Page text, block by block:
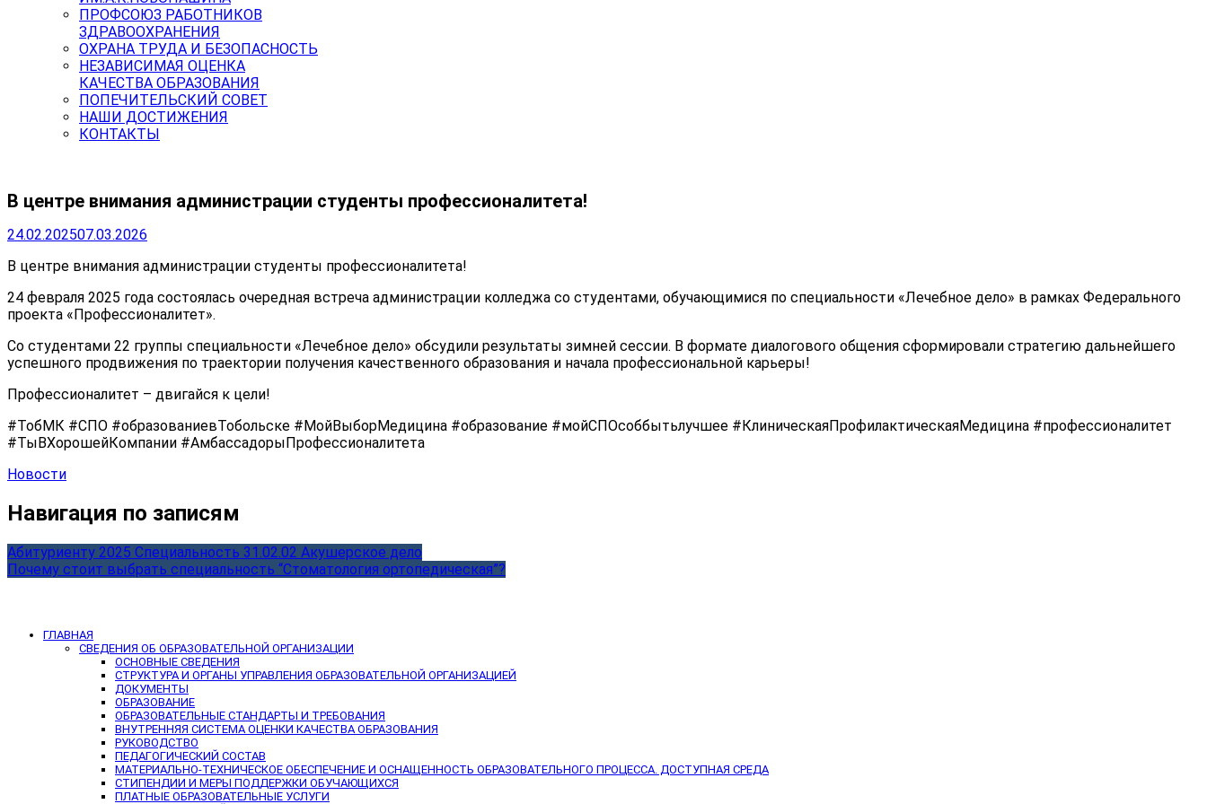
ПРОФСОЮЗ РАБОТНИКОВ
ЗДРАВООХРАНЕНИЯ
ОХРАНА ТРУДА И БЕЗОПАСНОСТЬ
НЕЗАВИСИМАЯ ОЦЕНКА
КАЧЕСТВА ОБРАЗОВАНИЯ
ПОПЕЧИТЕЛЬСКИЙ СОВЕТ
НАШИ ДОСТИЖЕНИЯ
КОНТАКТЫ
В центре внимания администрации студенты профессионалитета!
24.02.202507.03.2026
В центре внимания администрации студенты профессионалитета!
24 февраля 2025 года состоялась очередная встреча администрации колледжа со студентами, обучающимися по специальности «Лечебное дело» в рамках Федерального
проекта «Профессионалитет».
Со студентами 22 группы специальности «Лечебное дело» обсудили результаты зимней сессии. В формате диалогового общения сформировали стратегию дальнейшего
успешного продвижения по траектории получения качественного образования и начала профессиональной карьеры!
Профессионалитет – двигайся к цели!
#ТобМК #СПО #образованиевТобольске #МойВыборМедицина #образование #мойСПОсоббытьлучшее #КлиническаяПрофилактическаяМедицина #профессионалитет
#ТыВХорошейКомпании #АмбассадорыПрофессионалитета
Новости
Навигация по записям
Абитуриенту 2025 Специальность 31.02.02 Акушерское дело
Почему стоит выбрать специальность “Стоматология ортопедическая”?
ГЛАВНАЯ
СВЕДЕНИЯ ОБ ОБРАЗОВАТЕЛЬНОЙ ОРГАНИЗАЦИИ
ОСНОВНЫЕ СВЕДЕНИЯ
СТРУКТУРА И ОРГАНЫ УПРАВЛЕНИЯ ОБРАЗОВАТЕЛЬНОЙ ОРГАНИЗАЦИЕЙ
ДОКУМЕНТЫ
ОБРАЗОВАНИЕ
ОБРАЗОВАТЕЛЬНЫЕ СТАНДАРТЫ И ТРЕБОВАНИЯ
ВНУТРЕННЯЯ СИСТЕМА ОЦЕНКИ КАЧЕСТВА ОБРАЗОВАНИЯ
РУКОВОДСТВО
ПЕДАГОГИЧЕСКИЙ СОСТАВ
МАТЕРИАЛЬНО-ТЕХНИЧЕСКОЕ ОБЕСПЕЧЕНИЕ И ОСНАЩЕННОСТЬ ОБРАЗОВАТЕЛЬНОГО ПРОЦЕССА. ДОСТУПНАЯ СРЕДА
СТИПЕНДИИ И МЕРЫ ПОДДЕРЖКИ ОБУЧАЮЩИХСЯ
ПЛАТНЫЕ ОБРАЗОВАТЕЛЬНЫЕ УСЛУГИ